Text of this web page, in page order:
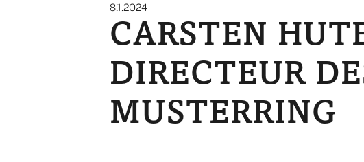
8.1.2024
CARSTEN
DIRECTEUR
MUSTERRING